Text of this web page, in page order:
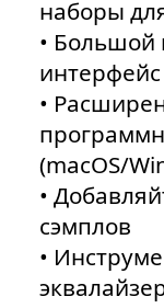
наборы
• Большой
•
(macOS/
•
сэмплов
•